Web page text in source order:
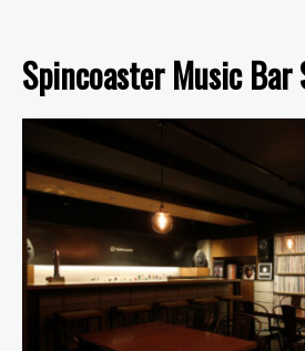
Spincoaster Music